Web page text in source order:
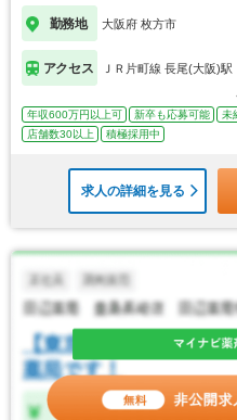
勤務地 大阪府 枚方市
アクセス ＪＲ片町線 長尾(大阪)駅
年収600万円以上可 新卒も応募可能 未
店舗数30以上
積極採用中
求人の詳細を見る